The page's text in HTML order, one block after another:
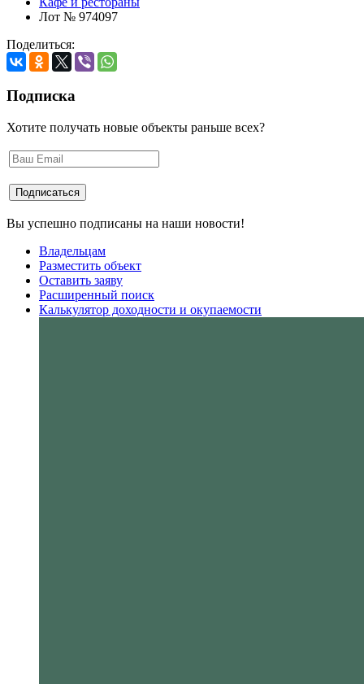
Лот № 974097
Поделиться:
Подписка
Хотите получать новые объекты раньше всех?
Вы успешно подписаны на наши новости!
Владельцам
Разместить объект
Оставить заяву
Расширенный поиск
Калькулятор доходности и окупаемости